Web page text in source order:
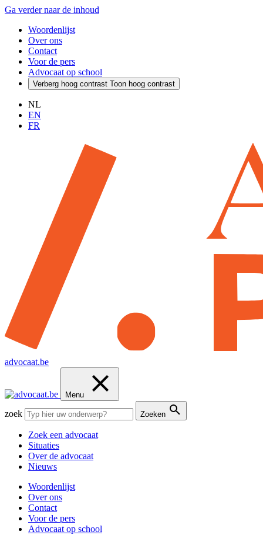
Ga verder naar de inhoud
Woordenlijst
Over ons
Contact
Voor de pers
Advocaat op school
Verberg hoog contrast Toon hoog contrast
NL
EN
FR
advocaat.be
Menu
zoek Zoeken
Zoek een advocaat
Situaties
Over de advocaat
Nieuws
Woordenlijst
Over ons
Contact
Voor de pers
Advocaat op school